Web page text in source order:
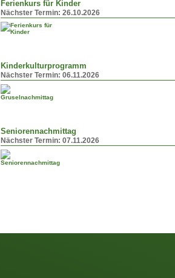
Ferienkurs für Kinder
Nächster Termin: 26.10.2026
Kinderkulturprogramm
Nächster Termin: 06.11.2026
Seniorennachmittag
Nächster Termin: 07.11.2026